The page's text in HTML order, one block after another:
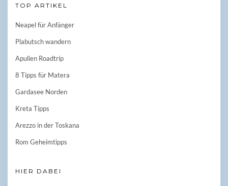
TOP ARTIKEL
Neapel für Anfänger
Plabutsch wandern
Apulien Roadtrip
8 Tipps für Matera
Gardasee Norden
Kreta Tipps
Arezzo in der Toskana
Rom Geheimtipps
HIER DABEI